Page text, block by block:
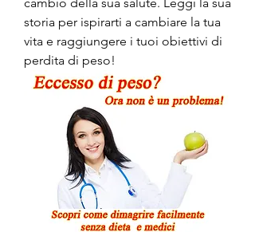
storia per ispirarti a cambiare la tua
vita e raggiungere i tuoi obiettivi di
perdita di peso!